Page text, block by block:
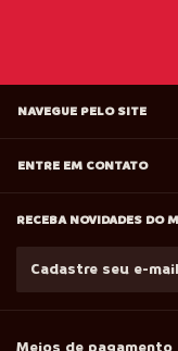
NAVEGUE PELO SITE
ENTRE EM CONTATO
RECEBA NOVIDADES DO